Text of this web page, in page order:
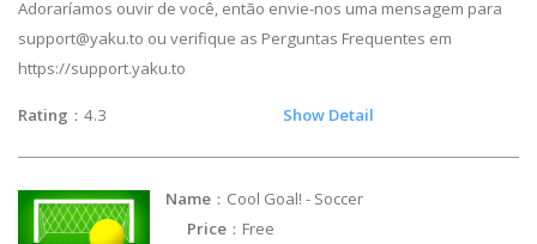
Adoraríamos ouvir de você, então envie-nos uma mensagem para
support@yaku.to ou verifique as Perguntas Frequentes em
https://support.yaku.to
Rating ：4.3 Show Detail
Name ：Cool Goal! - Soccer
Price ：Free